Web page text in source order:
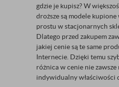
gdzie je kupisz? W
droższe są modele
prostu w stacjonarnych
Dlatego przed zakupem
jakiej cenie są te same
Internecie. Dzięki temu
różnica w cenie nie
indywidualny właściwości